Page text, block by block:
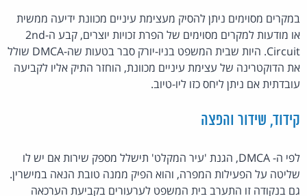
במקרים מסוימים ניתן להסיק מעצימת עיניים מכוונת ידיעה ממשית
או מודעות למקרים מסוימים של הפרת זכויות יוצרים, קבע ה-2nd
Circuit. היות שבית המשפט בניו-יורק סבר בטעות שה-DMCA שולל
את הדוקטרינה של עצימת עיניים מכוונת, הוחזר התיק אליו לקביעה
עובדתית אם ניתן ליחס כזו ליו-טיוב.
קידוד, שידור והפצה
לפי ה- DMCA, הגנת 'עיר המקלט' תישלל מספק שירות אם יש לו
שליטה על הפעילות המפרה, והוא הפיק ממנה טובת הנאה במישרין.
גם בנקודה זו התערב בית המשפט לערעורים בקביעת הערכאה